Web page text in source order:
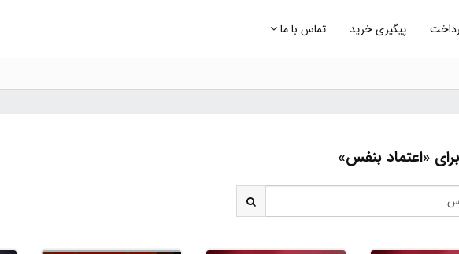
پیگیری خرید تماس با ما
«اعتماد بنفس»